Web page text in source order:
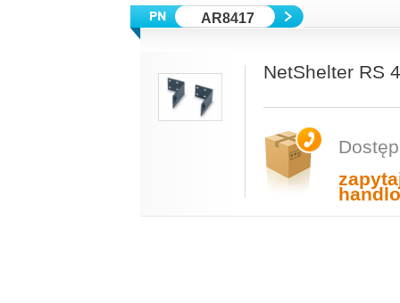
AR8417
NetShelter RS